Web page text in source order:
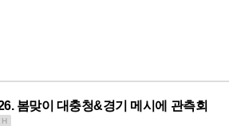
봄맞이 대충청&경기 메시에 관측회
H